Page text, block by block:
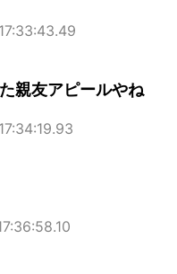
親友アピールやね